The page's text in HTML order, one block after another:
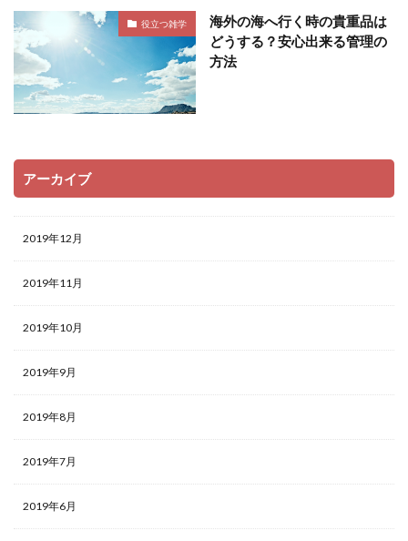
役立つ雑学
海外の海へ行く時の貴重品は
どうする？安心出来る管理の
方法
アーカイブ
2019年12月
2019年11月
2019年10月
2019年9月
2019年8月
2019年7月
2019年6月